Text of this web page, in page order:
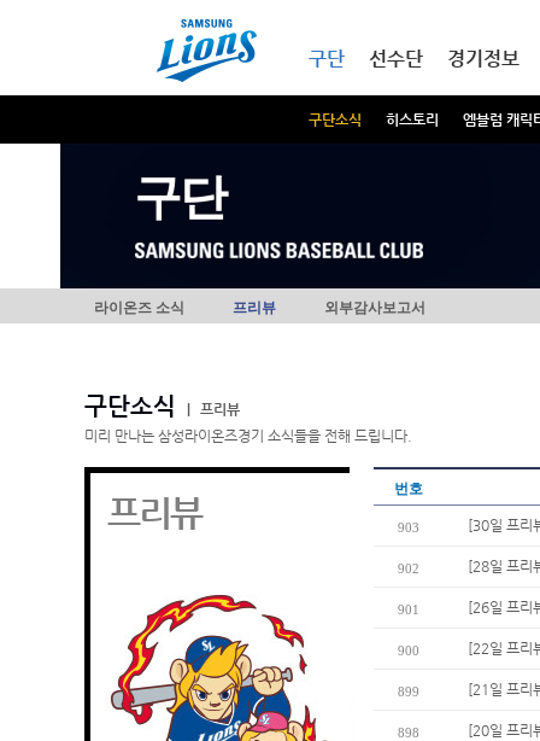
구단
구단소식 히스토리 엠블럼 캐릭
선수단 경기정보
구단
라이온즈 소식 프리뷰 외부감사보고서
구단소식
프리뷰
미리 만나는 삼성라이온즈경기 소식들을 전해 드립니다.
프리뷰
번호
903 [30일 프리
902 [28일 프리
901 [26일 프리
900 [22일 프리
899 [21일 프리
898 [20일 프리